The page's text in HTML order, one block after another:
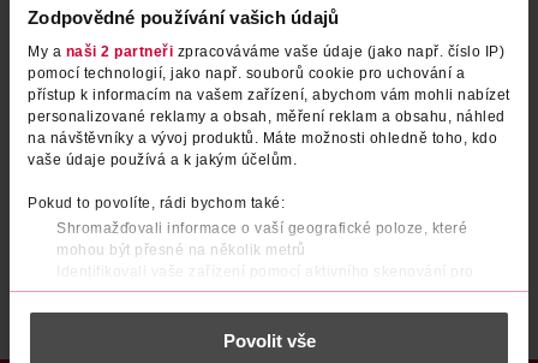
Zodpovědné používání vašich údajů
My a naši 2 partneři zpracováváme vaše údaje (jako např. číslo IP)
pomocí technologií, jako např. souborů cookie pro uchování a
přístup k informacím na vašem zařízení, abychom vám mohli nabízet
personalizované reklamy a obsah, měření reklam a obsahu, náhled
na návštěvníky a vývoj produktů. Máte možnosti ohledně toho, kdo
vaše údaje používá a k jakým účelům.
Pokud to povolíte, rádi bychom také:
Shromažďovali informace o vaší geografické poloze, které
mohou být přesné na několik metrů
Identifikovali vaše zařízení pomocí aktivního skenování pro
konkrétní charakteristiky (otisk prstu)
Zjistěte více o tom, jak zpracováváme vaše osobní údaje, a nastavte
části s podrobnostmi . Svůj souhlas můžete kdykoliv
Povolit vše
Po registraci se stáváte členem ROSSMANN CLUBu a můžete čerpat výhody naplno. Zjistit více